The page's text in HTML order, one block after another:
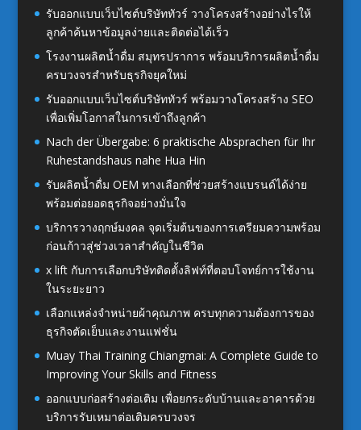
รับออกแบบเว็บไซต์บริษัททัวร์ วางโครงสร้างอย่างไรให้
ลูกค้าค้นหาข้อมูลง่ายและติดต่อได้เร็ว
โรงงานผลิตน้ำดื่ม สมุทรปราการ พร้อมบริการผลิตน้ำดื่ม
ครบวงจรสำหรับธุรกิจยุคใหม่
รับออกแบบเว็บไซต์บริษัททัวร์ พร้อมวางโครงสร้าง SEO
เพื่อเพิ่มโอกาสในการเข้าถึงลูกค้า
Nach der Übergabe: 6 praktische Absprachen für Ihr
Ruhestandshaus nahe Hua Hin
รับผลิตน้ำดื่ม OEM ทางเลือกที่ช่วยสร้างแบรนด์ได้ง่าย
พร้อมต่อยอดธุรกิจอย่างมั่นใจ
บริการวางฤกษ์มงคล จุดเริ่มต้นของการเตรียมความพร้อม
ก่อนก้าวสู่ช่วงเวลาสำคัญในชีวิต
x lift กับการเลือกบริษัทติดตั้งลิฟท์ที่ตอบโจทย์การใช้งาน
ในระยะยาว
เลือกแหล่งจำหน่ายผ้าคุณภาพ ครบทุกความต้องการของ
ธุรกิจตัดเย็บและงานแฟชั่น
Muay Thai Training Chiangmai: A Complete Guide to
Improving Your Skills and Fitness
ออกแบบก่อสร้างต่อเติม เพื่อยกระดับบ้านและอาคารด้วย
บริการรับเหมาต่อเติมครบวงจร